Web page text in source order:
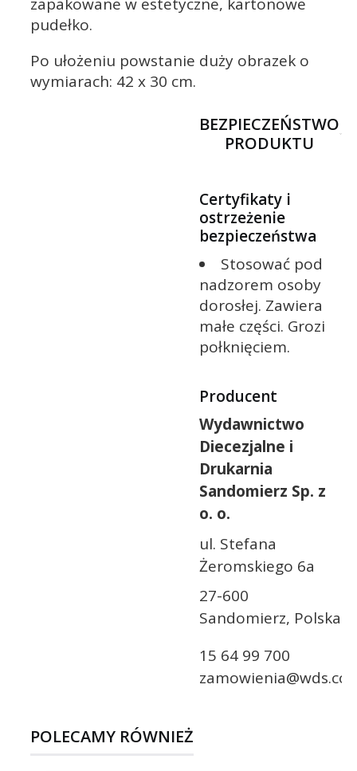
zapakowane w estetyczne, kartonowe
pudełko.
Po ułożeniu powstanie duży obrazek o
wymiarach: 42 x 30 cm.
BEZPIECZEŃSTWO
PRODUKTU
Certyfikaty i
ostrzeżenie
bezpieczeństwa
Stosować pod
nadzorem osoby
dorosłej. Zawiera
małe części. Grozi
połknięciem.
Producent
Wydawnictwo
Diecezjalne i
Drukarnia
Sandomierz Sp. z
o. o.
ul. Stefana
Żeromskiego 6a
27-600
Sandomierz, Polska
15 64 99 700
POLECAMY RÓWNIEŻ